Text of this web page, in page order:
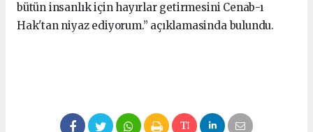
bütün insanlık için hayırlar getirmesini Cenab-ı
Hak'tan niyaz ediyorum.” açıklamasinda bulundu.